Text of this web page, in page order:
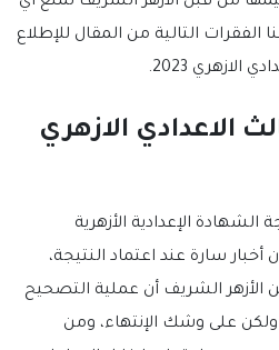
التالية من المقال للإطلاع
2023.
الاعدادي الازهري
الإعدادية الأزهرية
سارة عند اعتماد النتيجة،
الشريف أن عملية التصحيح
على وشك الإنتهاء، ومن